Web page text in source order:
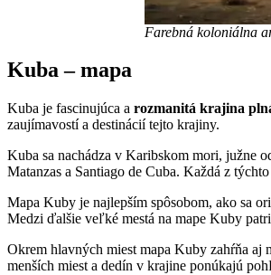
Farebná koloniálna
Kuba – mapa
Kuba je fascinujúca a rozmanitá krajina
zaujímavostí a destinácií tejto krajiny.
Kuba sa nachádza v Karibskom mori, južne
Matanzas a Santiago de Cuba. Každá z
Mapa Kuby je najlepším spôsobom, ako sa
Medzi ďalšie veľké mestá na mape Kuby
Okrem hlavných miest mapa Kuby zahŕňa aj
menších miest a dedín v krajine ponúkajú